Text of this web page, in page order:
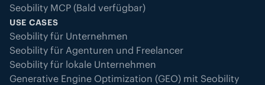
Seobility MCP (Bald verfügbar)
USE CASES
Seobility für Unternehmen
Seobility für Agenturen und Freelancer
Seobility für lokale Unternehmen
Generative Engine Optimization (GEO) mit Seobility